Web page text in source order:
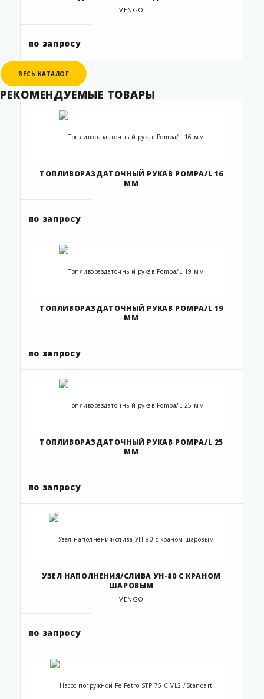
VENGO
по запросу
ВЕСЬ КАТАЛОГ
ВЕСЬ КАТАЛОГ
РЕКОМЕНДУЕМЫЕ ТОВАРЫ
ТОПЛИВОРАЗДАТОЧНЫЙ РУКАВ POMPA/L 16
ММ
по запросу
ТОПЛИВОРАЗДАТОЧНЫЙ РУКАВ POMPA/L 19
ММ
по запросу
ТОПЛИВОРАЗДАТОЧНЫЙ РУКАВ POMPA/L 25
ММ
по запросу
УЗЕЛ НАПОЛНЕНИЯ/СЛИВА УН-80 С КРАНОМ
ШАРОВЫМ
VENGO
по запросу